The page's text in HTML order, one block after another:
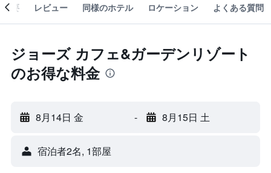
概要 レビュー 同様のホテル ロケーション よくある質問
ジョーズ カフェ&ガーデンリゾート
のお得な料金
8月14日 金 - 8月15日 土
宿泊者2名, 1​部屋